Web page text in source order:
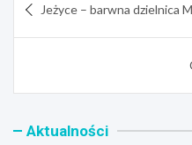
wpisu
Jeżyce – barwna dzielnica
Aktualności